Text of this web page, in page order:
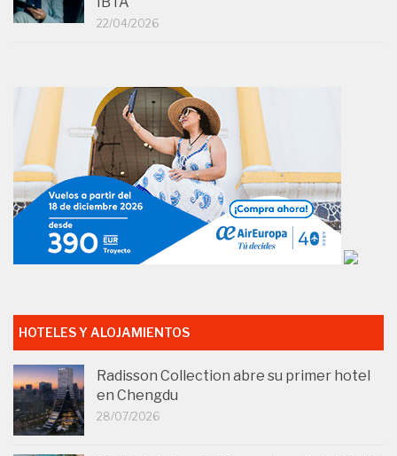
22/04/2026
HOTELES Y ALOJAMIENTOS
Radisson Collection abre su primer hotel
en Chengdu
28/07/2026